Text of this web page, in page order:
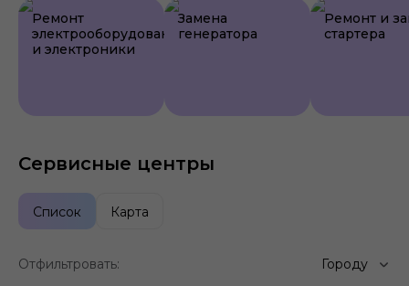
Ремонт
электрооборудования
и электроники
Замена
генератора
Ремонт и
стартера
Сервисные центры
Список Карта
Отфильтровать: Городу